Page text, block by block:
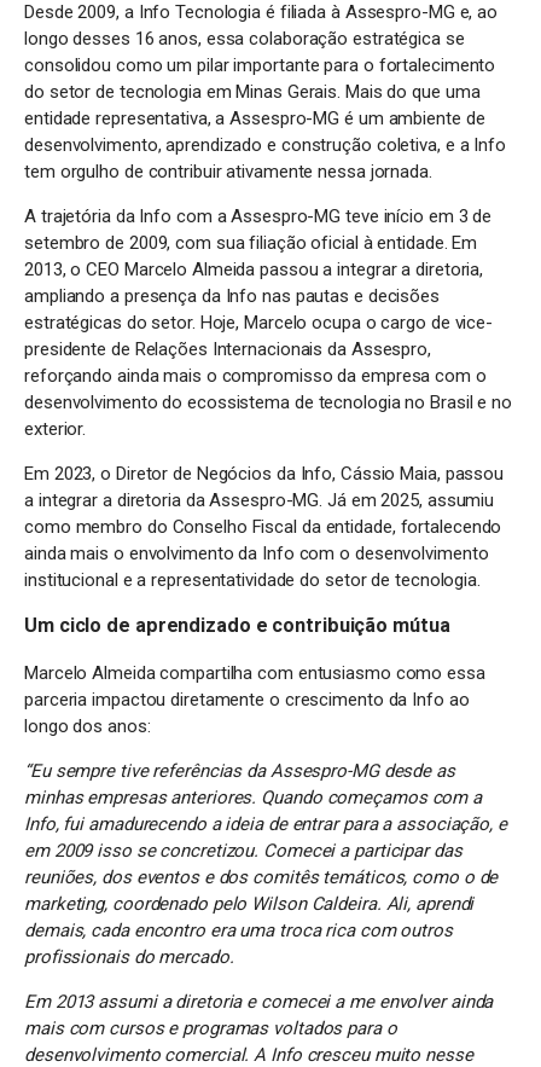
Desde 2009, a Info Tecnologia é filiada à Assespro-MG e, ao
longo desses 16 anos, essa colaboração estratégica se
consolidou como um pilar importante para o fortalecimento
do setor de tecnologia em Minas Gerais. Mais do que uma
entidade representativa, a Assespro-MG é um ambiente de
desenvolvimento, aprendizado e construção coletiva, e a Info
tem orgulho de contribuir ativamente nessa jornada.
A trajetória da Info com a Assespro-MG teve início em 3 de
setembro de 2009, com sua filiação oficial à entidade. Em
2013, o CEO Marcelo Almeida passou a integrar a diretoria,
ampliando a presença da Info nas pautas e decisões
estratégicas do setor. Hoje, Marcelo ocupa o cargo de vice-
presidente de Relações Internacionais da Assespro,
reforçando ainda mais o compromisso da empresa com o
desenvolvimento do ecossistema de tecnologia no Brasil e no
exterior.
Em 2023, o Diretor de Negócios da Info, Cássio Maia, passou
a integrar a diretoria da Assespro-MG. Já em 2025, assumiu
como membro do Conselho Fiscal da entidade, fortalecendo
ainda mais o envolvimento da Info com o desenvolvimento
institucional e a representatividade do setor de tecnologia.
Um ciclo de aprendizado e contribuição mútua
Marcelo Almeida compartilha com entusiasmo como essa
parceria impactou diretamente o crescimento da Info ao
longo dos anos:
“Eu sempre tive referências da Assespro-MG desde as
minhas empresas anteriores. Quando começamos com a
Info, fui amadurecendo a ideia de entrar para a associação, e
em 2009 isso se concretizou. Comecei a participar das
reuniões, dos eventos e dos comitês temáticos, como o de
marketing, coordenado pelo Wilson Caldeira. Ali, aprendi
demais, cada encontro era uma troca rica com outros
profissionais do mercado.
Em 2013 assumi a diretoria e comecei a me envolver ainda
mais com cursos e programas voltados para o
desenvolvimento comercial. A Info cresceu muito nesse